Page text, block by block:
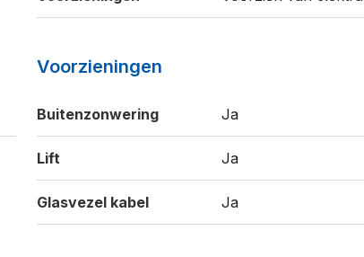
Voorzieningen
Buitenzonwering Ja
Lift Ja
Glasvezel kabel Ja